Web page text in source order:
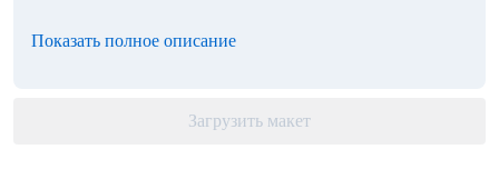
Показать полное описание
Загрузить макет